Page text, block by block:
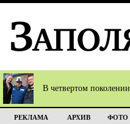
В четвертом поколении
РЕКЛАМА АРХИВ ФОТО